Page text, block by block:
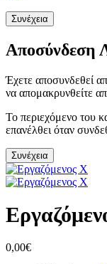
Συνέχεια
Αποσύνδεση
Έχετε αποσυνδεθεί
να απομακρυνθείτε
Το περιεχόμενο του
επανέλθει όταν
Συνέχεια
0,00€